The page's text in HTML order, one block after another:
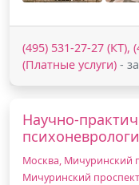
(495) 531-27-27 (КТ),
(Платные услуги) -
Научно-
Москва, Мичуринский
Мичуринский проспект